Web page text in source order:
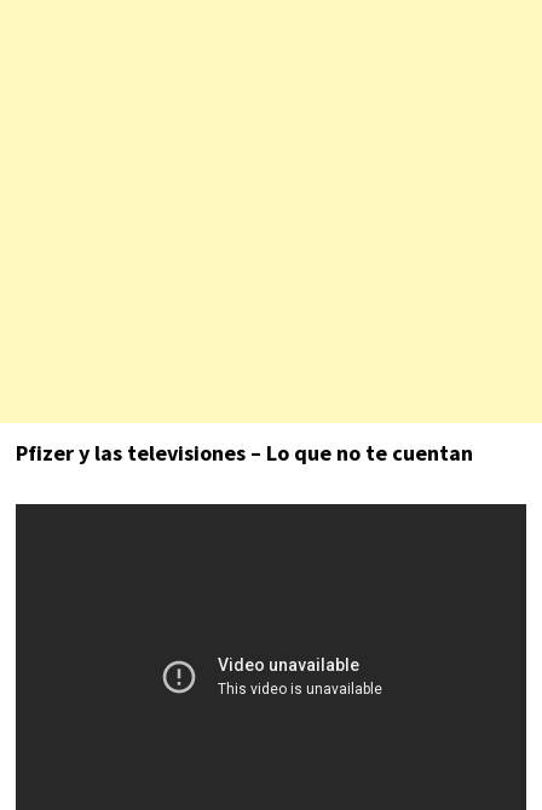
Pfizer y las televisiones – Lo que no te cuentan